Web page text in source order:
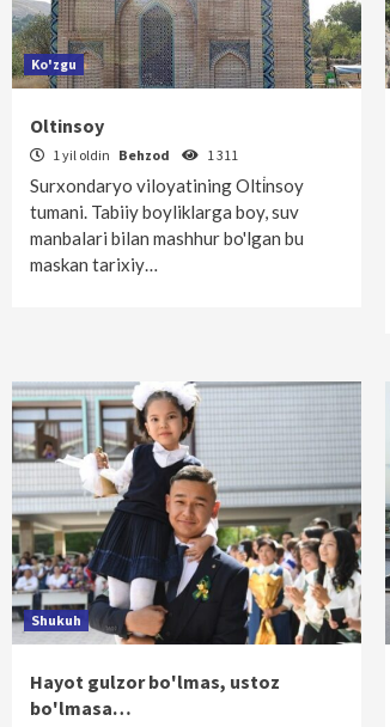
Ko'zgu
Oltinsoy
1 yil oldin Behzod 1 311
Surxondaryo viloyatining Olti̇nsoy
tumani. Tabiiy boyliklarga boy, suv
manbalari bilan mashhur bo'lgan bu
maskan tarixiy…
Shukuh
Hayot gulzor bo'lmas, ustoz
bo'lmasa…